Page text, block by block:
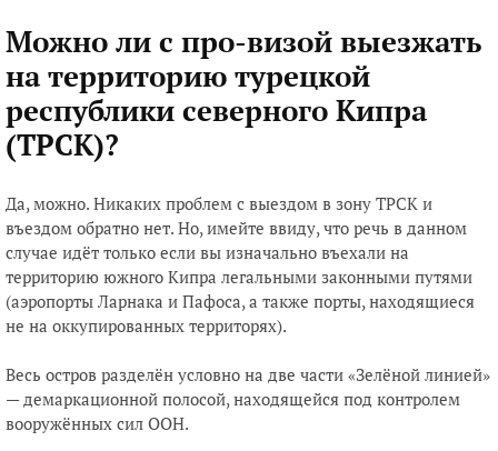
Можно ли с про-визой выезжать
на территорию турецкой
республики северного Кипра
(ТРСК)?
Да, можно. Никаких проблем с выездом в зону ТРСК и
въездом обратно нет. Но, имейте ввиду, что речь в данном
случае идёт только если вы изначально въехали на
территорию южного Кипра легальными законными путями
(аэропорты Ларнака и Пафоса, а также порты, находящиеся
не на оккупированных территорях).
Весь остров разделён условно на две части «Зелёной линией»
— демаркационной полосой, находящейся под контролем
вооружённых сил ООН.